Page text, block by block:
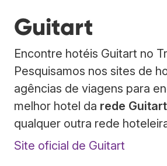
Guitart
Encontre hotéis Guitart no
Pesquisamos nos sites de
agências de viagens para
melhor hotel da rede Guitart
qualquer outra rede
Site oficial de Guitart